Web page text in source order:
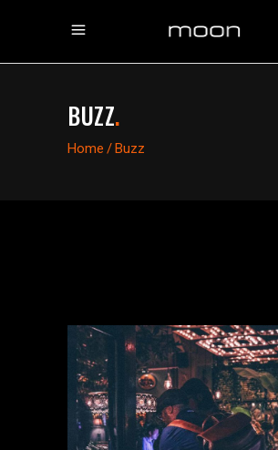
BUZZ.
Home /Buzz